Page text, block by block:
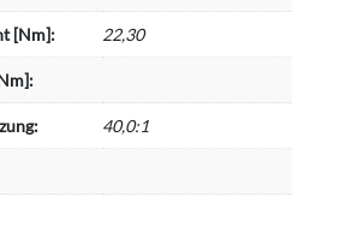
[Nm]: 22,30
40,0:1